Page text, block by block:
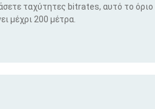
ταχύτητες bitrates, αυτό το όριο
μέχρι 200 μέτρα.